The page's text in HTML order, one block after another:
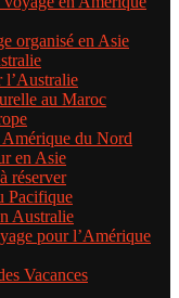
organisé en Asie
l’Australie
au Maroc
du Nord
en Asie
réserver
Pacifique
Australie
pour l’Amérique
Vacances